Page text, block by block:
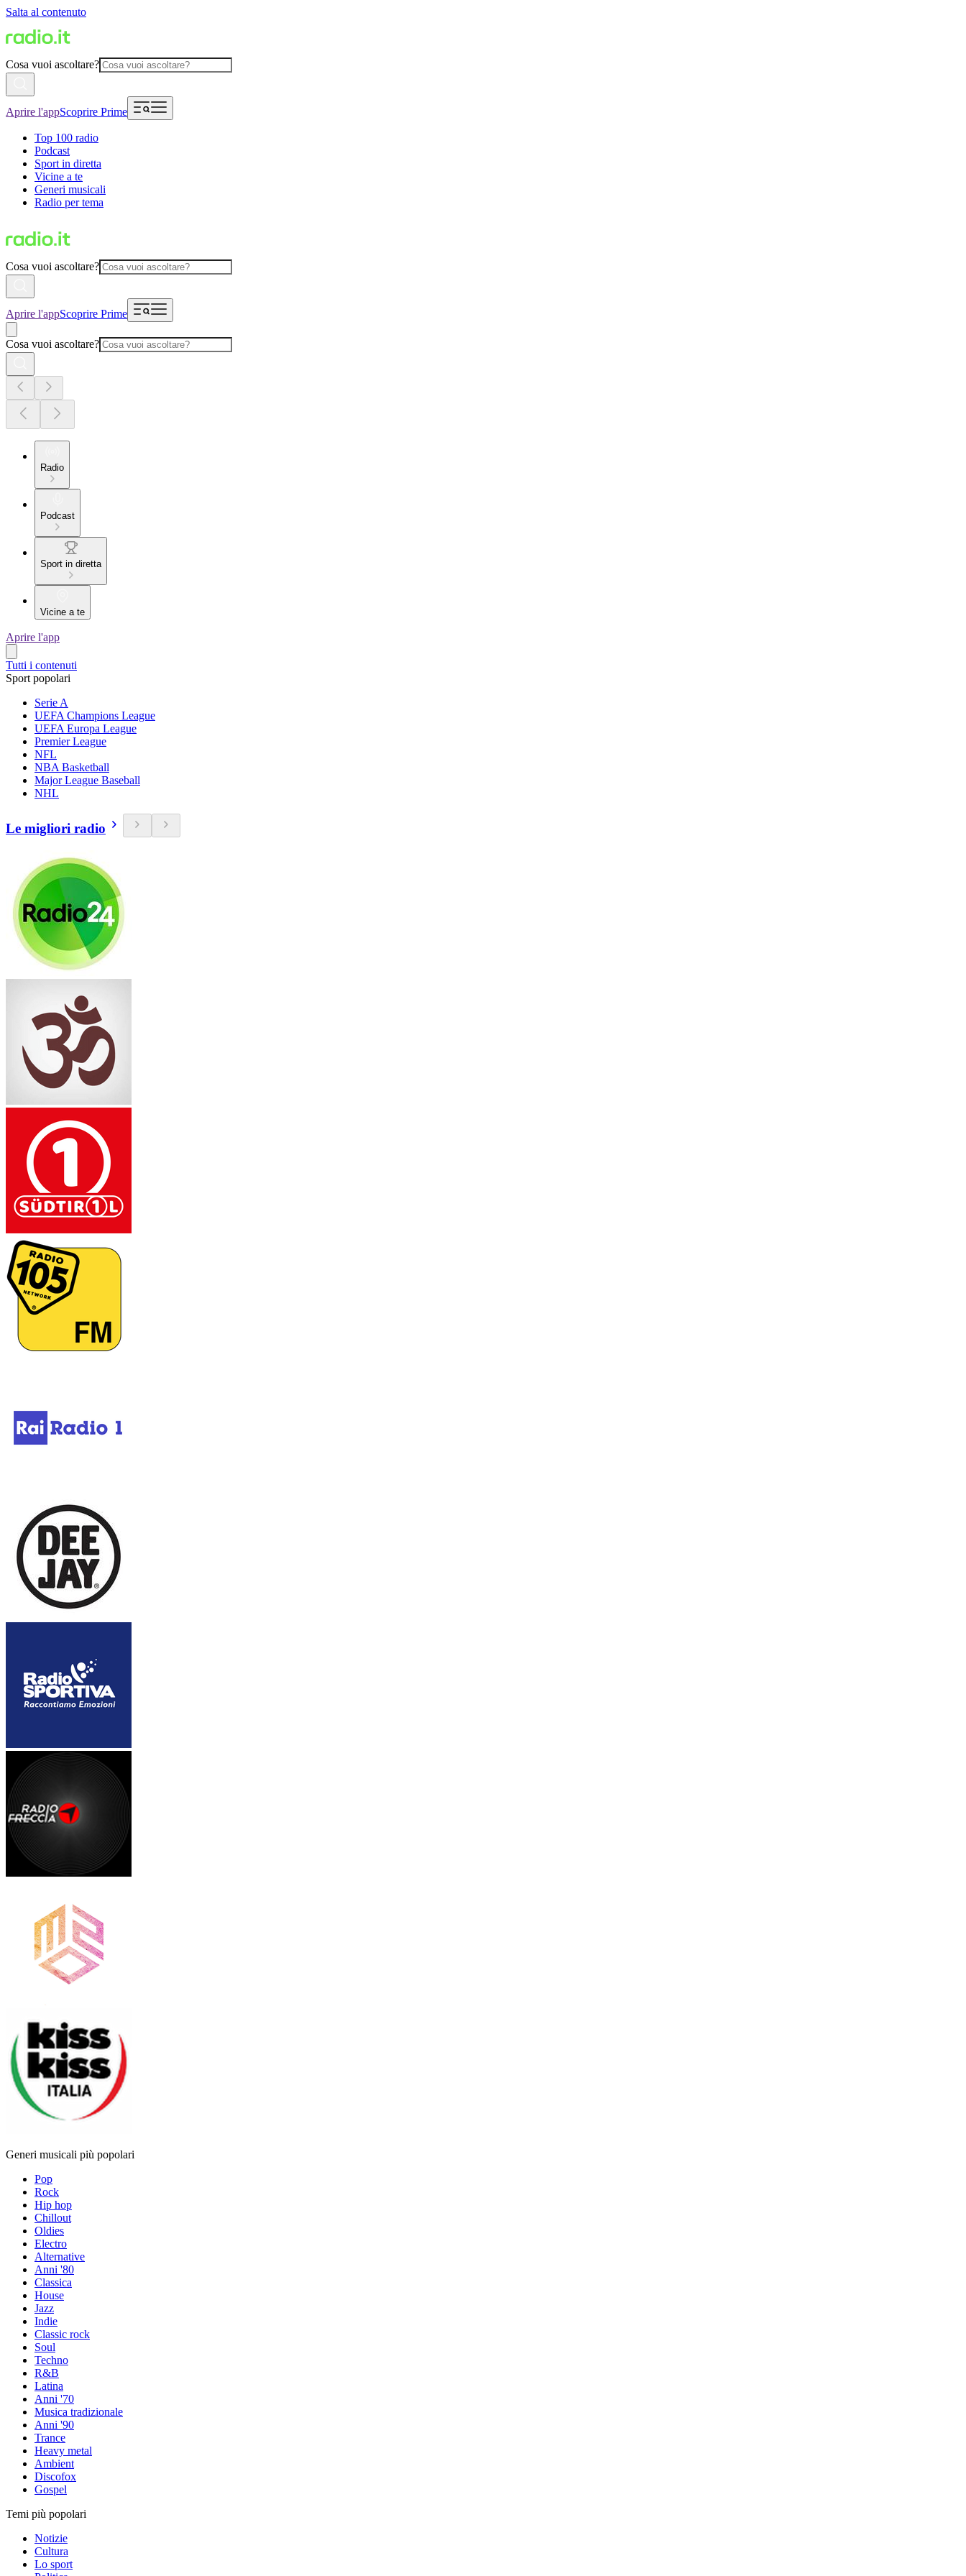
Salta al contenuto
Cosa vuoi ascoltare?
Aprire l'appScoprire Prime
Top 100 radio
Podcast
Sport in diretta
Vicine a te
Generi musicali
Radio per tema
Cosa vuoi ascoltare?
Aprire l'appScoprire Prime
Cosa vuoi ascoltare?
Radio
Podcast
Sport in diretta
Vicine a te
Aprire l'app
Tutti i contenuti
Sport popolari
Serie A
UEFA Champions League
UEFA Europa League
Premier League
NFL
NBA Basketball
Major League Baseball
NHL
Le migliori radio
Generi musicali più popolari
Pop
Rock
Hip hop
Chillout
Oldies
Electro
Alternative
Anni '80
Classica
House
Jazz
Indie
Classic rock
Soul
Techno
R&B
Latina
Anni '70
Musica tradizionale
Anni '90
Trance
Heavy metal
Ambient
Discofox
Gospel
Temi più popolari
Notizie
Cultura
Lo sport